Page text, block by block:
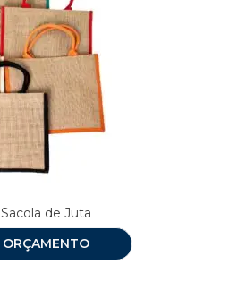
Sacola de Juta
ORÇAMENTO